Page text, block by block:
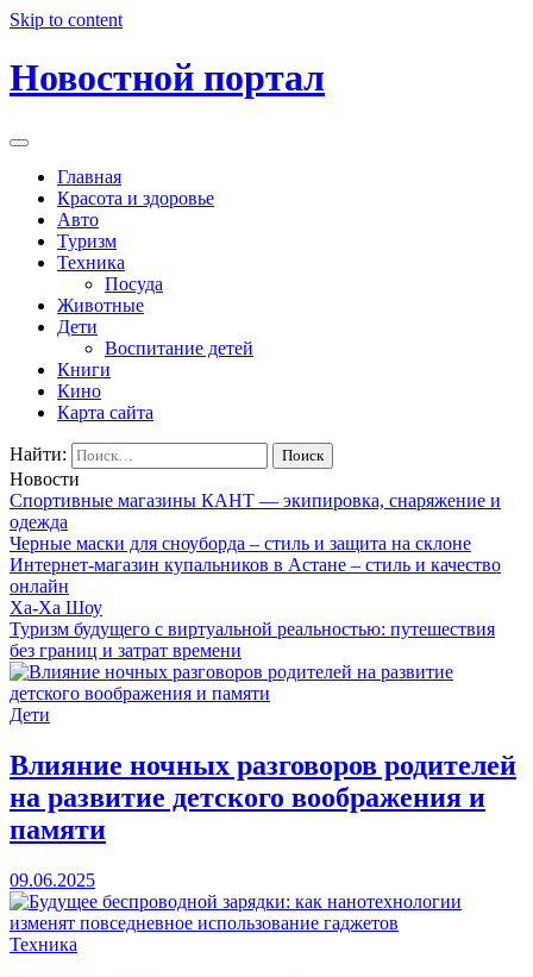
Skip to content
Новостной портал
Главная
Красота и здоровье
Авто
Туризм
Техника
Посуда
Животные
Дети
Воспитание детей
Книги
Кино
Карта сайта
Найти:
Новости
Спортивные магазины КАНТ — экипировка, снаряжение и
одежда
Черные маски для сноуборда – стиль и защита на склоне
Интернет-магазин купальников в Астане – стиль и качество
онлайн
Ха-Ха Шоу
Туризм будущего с виртуальной реальностью: путешествия
без границ и затрат времени
Дети
Влияние ночных разговоров родителей
на развитие детского воображения и
памяти
09.06.2025
Техника